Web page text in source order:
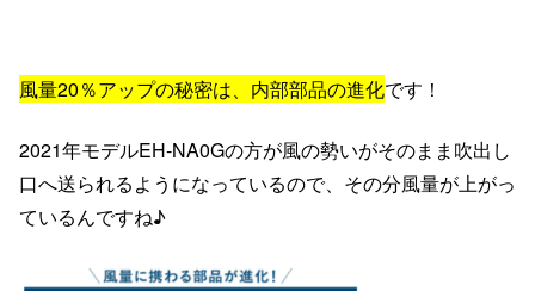
風量20％アップの秘密は、内部部品の進化です！
2021年モデルEH-NA0Gの方が風の勢いがそのまま吹出し
口へ送られるようになっているので、その分風量が上がっ
ているんですね♪